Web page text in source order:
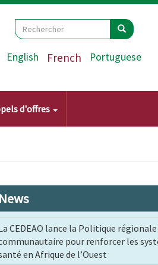
Search
Rechercher Rechercher
English French Portuguese
d'offres
News
CEDEAO lance la Politique
pour renforcer les
en Afrique de l’Ouest